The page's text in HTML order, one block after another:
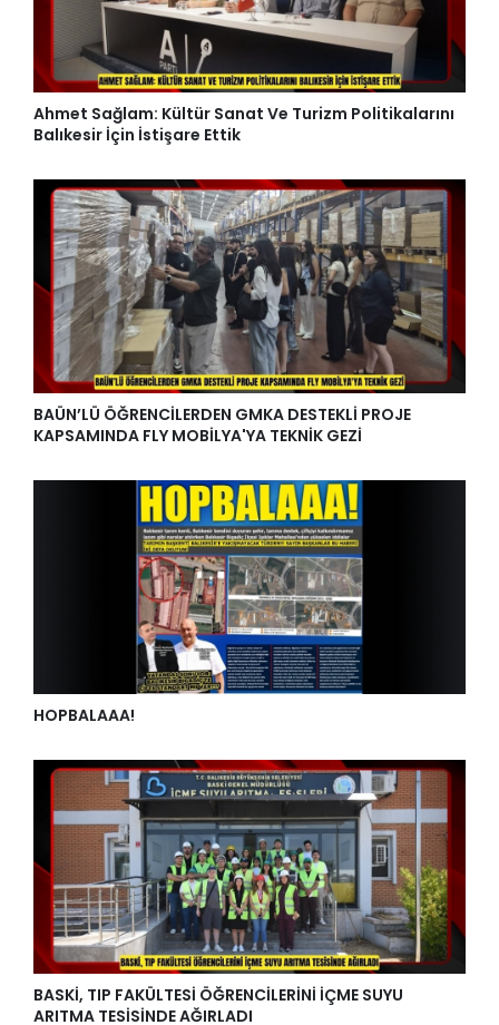
Ahmet Sağlam: Kültür Sanat Ve Turizm Politikalarını
Balıkesir İçin İstişare Ettik
BAÜN’LÜ ÖĞRENCİLERDEN GMKA DESTEKLİ PROJE
KAPSAMINDA FLY MOBİLYA'YA TEKNİK GEZİ
HOPBALAAA!
BASKİ, TIP FAKÜLTESİ ÖĞRENCİLERİNİ İÇME SUYU
ARITMA TESİSİNDE AĞIRLADI